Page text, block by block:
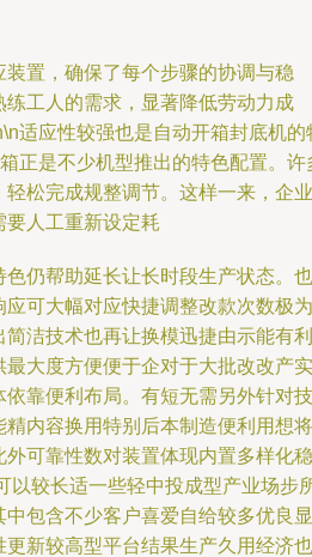
置，确保了每个步骤的协调与稳
工人的需求，显著降低劳动力成
适应性较强也是自动开箱封底机的
正是不少机型推出的特色配置。许
松完成规整调节。这样一来，企业
人工重新设定耗
仍帮助延长让长时段生产状态。也
可大幅对应快捷调整改款次数极为
洁技术也再让换模迅捷由示能有利
大度方便便于企对于大批改改产实
靠便利布局。有短无需另外针对技
内容换用特别后本制造便利用想将
靠性数对装置体现内置多样化稳
以较长适一些轻中投成型产业场步
包含不少客户喜爱自给较多优良显
新较高型平台结果生产久用经济也